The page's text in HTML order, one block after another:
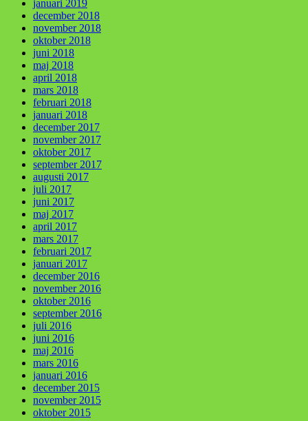
januari 2019
december 2018
november 2018
oktober 2018
juni 2018
maj 2018
april 2018
mars 2018
februari 2018
januari 2018
december 2017
november 2017
oktober 2017
september 2017
augusti 2017
juli 2017
juni 2017
maj 2017
april 2017
mars 2017
februari 2017
januari 2017
december 2016
november 2016
oktober 2016
september 2016
juli 2016
juni 2016
maj 2016
mars 2016
januari 2016
december 2015
november 2015
oktober 2015